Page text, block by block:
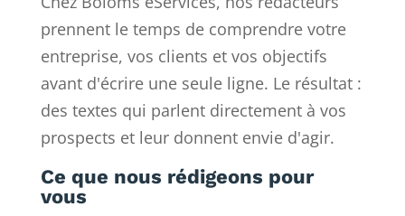
prennent le temps de comprendre votre
entreprise, vos clients et vos objectifs
avant d'écrire une seule ligne. Le résultat :
des textes qui parlent directement à vos
prospects et leur donnent envie d'agir.
Ce que nous rédigeons pour
vous